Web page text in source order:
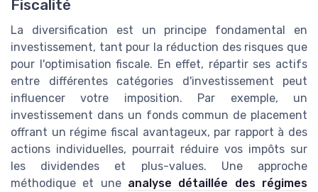
Fiscalité
La diversification est un principe fondamental en
investissement, tant pour la réduction des risques que
pour l'optimisation fiscale. En effet, répartir ses actifs
entre différentes catégories d'investissement peut
influencer votre imposition. Par exemple, un
investissement dans un fonds commun de placement
offrant un régime fiscal avantageux, par rapport à des
actions individuelles, pourrait réduire vos impôts sur
les dividendes et plus-values. Une approche
méthodique et une analyse détaillée des régimes